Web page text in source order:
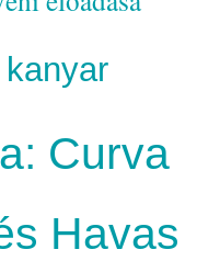
Curva
Havas